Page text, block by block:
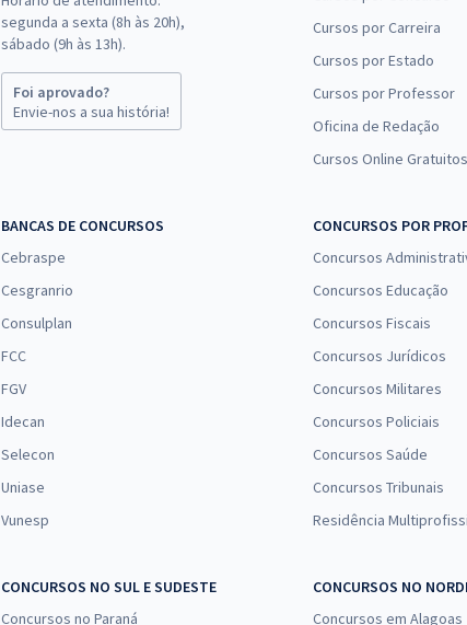
segunda a sexta (8h às 20h),
sábado (9h às 13h).
Foi aprovado?
Envie-nos a sua história!
Cursos por Carreira
Cursos por Estado
Cursos por Professor
Oficina de Redação
Cursos Online Gratuitos
BANCAS DE CONCURSOS
Cebraspe
Cesgranrio
Consulplan
FCC
FGV
Idecan
Selecon
Uniase
Vunesp
CONCURSOS POR
Concursos
Concursos Educação
Concursos Fiscais
Concursos Jurídicos
Concursos Militares
Concursos Policiais
Concursos Saúde
Concursos Tribunais
Residência
CONCURSOS NO SUL E SUDESTE
Concursos no Paraná
CONCURSOS NO
Concursos em Alagoas